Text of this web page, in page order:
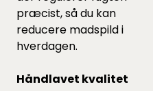
præcist, så du kan
reducere madspild i
hverdagen.
Håndlavet kvalitet